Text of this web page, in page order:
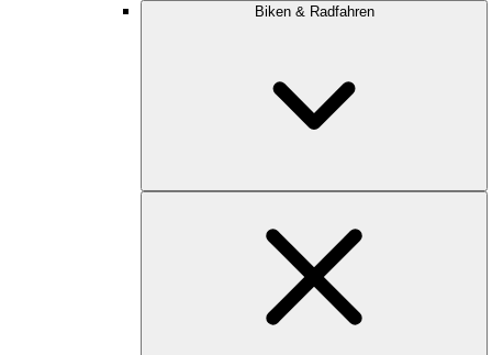
Biken & Radfahren